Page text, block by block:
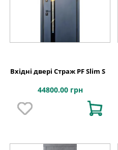
Вхідні двері Страж PF Slim S
44800.00 грн